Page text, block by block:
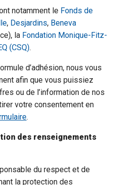
notamment le Fonds de
, Desjardins, Beneva
la Fondation Monique-Fitz-
(CSQ).
d’adhésion, nous vous
afin que vous puissiez
ou de l’information de nos
votre consentement en
.
des renseignements
du respect et de
la protection des